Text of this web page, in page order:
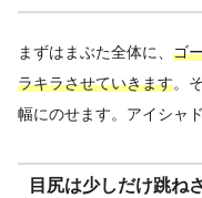
まずはまぶた全体に、 ゴ
ラキラさせていきます。
幅にのせます。アイシャ
目尻は少しだけ跳ね